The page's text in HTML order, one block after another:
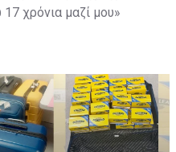
χρόνια μαζί μου»